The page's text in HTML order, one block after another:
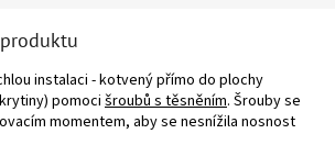
instalaci - kotvený přímo do plochy
pomoci šroubů s těsněním. Šrouby se
momentem, aby se nesnížila nosnost